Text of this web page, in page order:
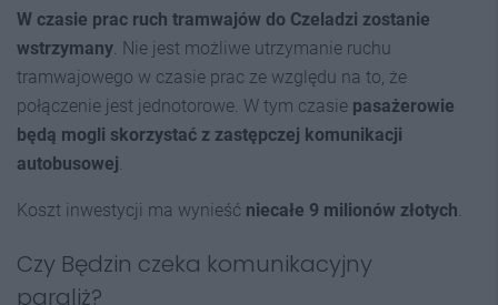
W czasie prac ruch tramwajów do Czeladzi zostanie
wstrzymany. Nie jest możliwe utrzymanie ruchu
tramwajowego w czasie prac ze względu na to, że
połączenie jest jednotorowe. W tym czasie pasażerowie
będą mogli skorzystać z zastępczej komunikacji
autobusowej.
Koszt inwestycji ma wynieść niecałe 9 milionów złotych.
Czy Będzin czeka komunikacyjny
paraliż?